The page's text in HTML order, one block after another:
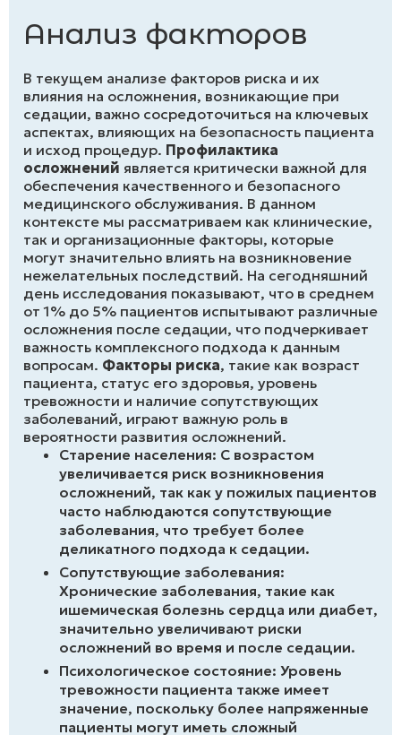
Анализ факторов
В текущем анализе факторов риска и их
влияния на осложнения, возникающие при
седации, важно сосредоточиться на ключевых
аспектах, влияющих на безопасность пациента
и исход процедур. Профилактика
осложнений является критически важной для
обеспечения качественного и безопасного
медицинского обслуживания. В данном
контексте мы рассматриваем как клинические,
так и организационные факторы, которые
могут значительно влиять на возникновение
нежелательных последствий. На сегодняшний
день исследования показывают, что в среднем
от 1% до 5% пациентов испытывают различные
осложнения после седации, что подчеркивает
важность комплексного подхода к данным
вопросам. Факторы риска, такие как возраст
пациента, статус его здоровья, уровень
тревожности и наличие сопутствующих
заболеваний, играют важную роль в
вероятности развития осложнений.
Старение населения: С возрастом
увеличивается риск возникновения
осложнений, так как у пожилых пациентов
часто наблюдаются сопутствующие
заболевания, что требует более
деликатного подхода к седации.
Сопутствующие заболевания:
Хронические заболевания, такие как
ишемическая болезнь сердца или диабет,
значительно увеличивают риски
осложнений во время и после седации.
Психологическое состояние: Уровень
тревожности пациента также имеет
значение, поскольку более напряженные
пациенты могут иметь сложный